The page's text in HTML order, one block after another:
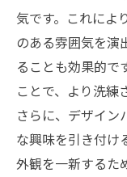
気です。これによ
のある雰囲気を演
ることも効果的で
ことで、より洗練
さらに、デザイン
な興味を引き付け
外観を一新するた